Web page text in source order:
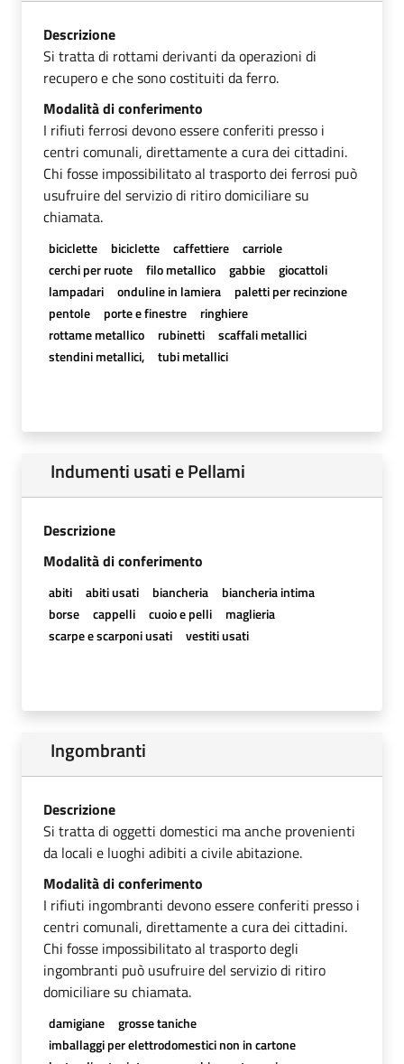
Descrizione
Si tratta di rottami derivanti da operazioni di
recupero e che sono costituiti da ferro.
Modalità di conferimento
I rifiuti ferrosi devono essere conferiti presso i
centri comunali, direttamente a cura dei cittadini.
Chi fosse impossibilitato al trasporto dei ferrosi può
usufruire del servizio di ritiro domiciliare su
chiamata.
biciclette biciclette caffettiere
carriole
cerchi per ruote
filo metallico gabbie
giocattoli
lampadari
onduline in lamiera
paletti per recinzione
pentole
porte e finestre
ringhiere
rottame metallico
rubinetti
scaffali metallici
stendini metallici,
tubi metallici
Indumenti usati e Pellami
Descrizione
Modalità di conferimento
abiti abiti usati biancheria
biancheria intima
borse
cappelli cuoio e pelli
maglieria
scarpe e scarponi usati
vestiti usati
Ingombranti
Descrizione
Si tratta di oggetti domestici ma anche provenienti
da locali e luoghi adibiti a civile abitazione.
Modalità di conferimento
I rifiuti ingombranti devono essere conferiti presso i
centri comunali, direttamente a cura dei cittadini.
Chi fosse impossibilitato al trasporto degli
ingombranti può usufruire del servizio di ritiro
domiciliare su chiamata.
damigiane
grosse taniche
imballaggi per elettrodomestici non in cartone